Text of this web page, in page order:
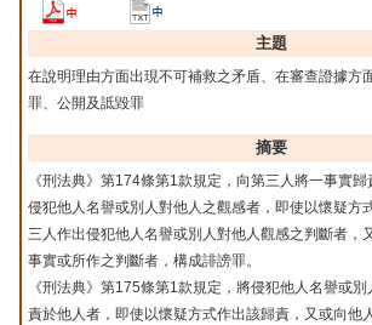
財產申報查閱
下載區
法院電子平台
主題
在說明理由方面出現不可補救之矛盾、在審查證據方
罪、公開及詆毀罪
摘要
《刑法典》第174條第1款規定，向第三人將一事實
侵犯他人名譽或別人對他人之觀感者，即使以懷疑方
三人作出侵犯他人名譽或別人對他人觀感之判斷者，
事實或所作之判斷者，構成誹謗罪。
《刑法典》第175條第1款規定，將侵犯他人名譽或
責於他人者，即使以懷疑方式作出該歸責，又或向他